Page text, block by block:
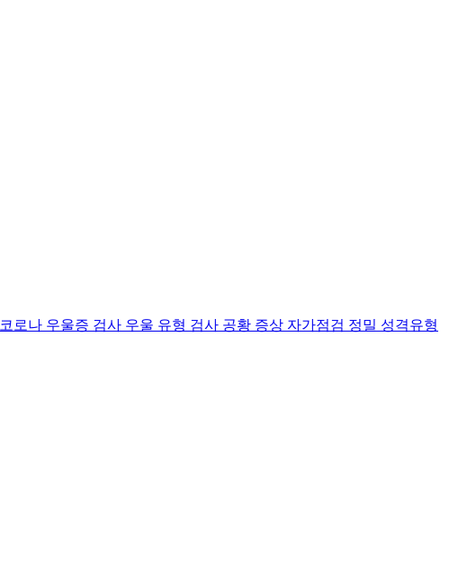
코로나 우울증 검사 우울 유형 검사 공황 증상 자가점검 정밀 성격유형